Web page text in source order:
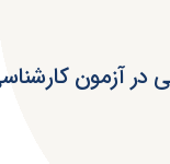
در آزمون